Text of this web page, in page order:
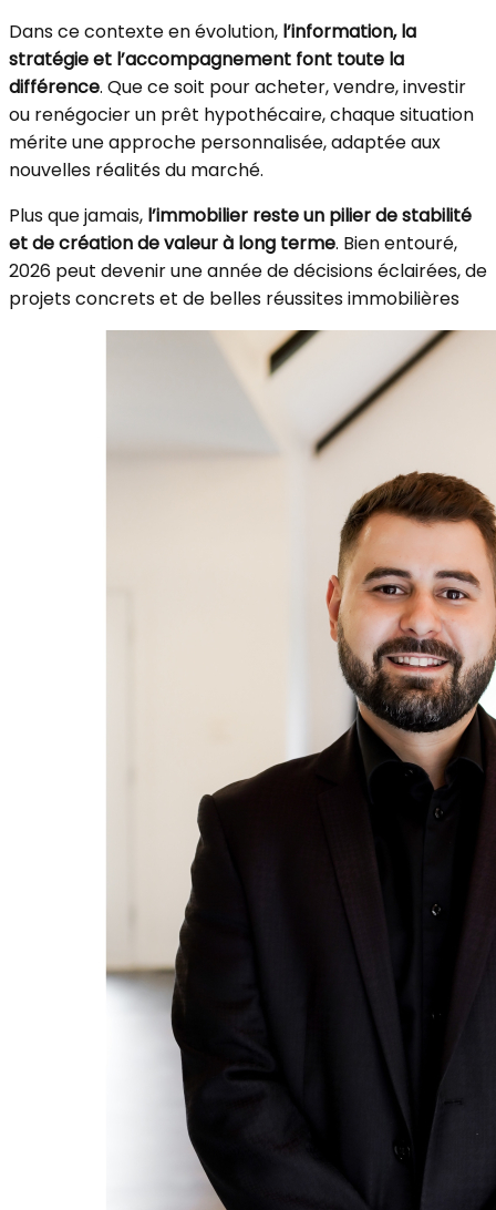
Dans ce contexte en évolution, l’information, la
stratégie et l’accompagnement font toute la
différence. Que ce soit pour acheter, vendre, investir
ou renégocier un prêt hypothécaire, chaque situation
mérite une approche personnalisée, adaptée aux
nouvelles réalités du marché.
Plus que jamais, l’immobilier reste un pilier de stabilité
et de création de valeur à long terme. Bien entouré,
2026 peut devenir une année de décisions éclairées, de
projets concrets et de belles réussites immobilières